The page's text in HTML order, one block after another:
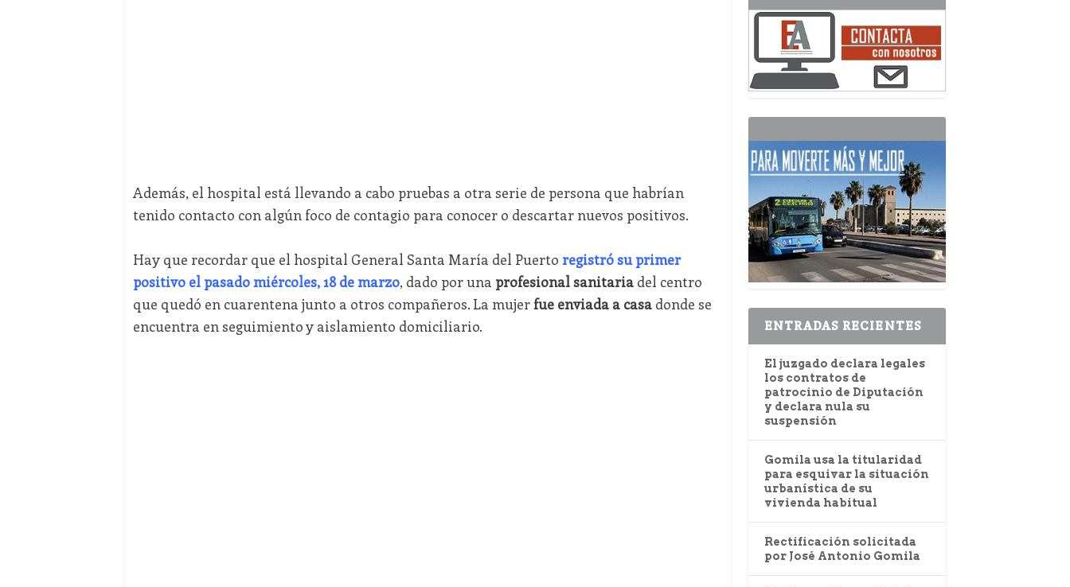
Además, el hospital está llevando a cabo pruebas a otra serie de persona que habrían
tenido contacto con algún foco de contagio para conocer o descartar nuevos positivos.
Hay que recordar que el hospital General Santa María del Puerto registró su primer
positivo el pasado miércoles, 18 de marzo, dado por una profesional sanitariadel centro
que quedó en cuarentena junto a otros compañeros. La mujer fue enviada a casadonde se
encuentra en seguimiento y aislamiento domiciliario.
ENTRADAS RECIENTES
El juzgado declara legales
los contratos de
patrocinio de Diputación
y declara nula su
suspensión
Gomila usa la titularidad
para esquivar la situación
urbanística de su
vivienda habitual
Rectificación solicitada
por José Antonio Gomila